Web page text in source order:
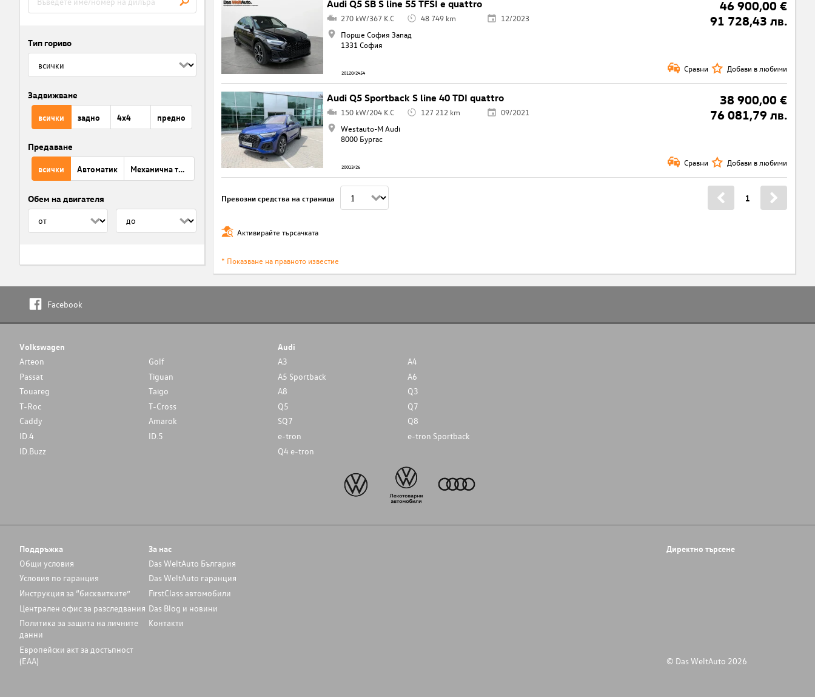
Тип гориво
Задвижване
всички задно 4x4 предно
Предаване
всички Автоматик Механична трансмисия
Обем на двигателя
Audi Q5 SB S line 55 TFSI e quattro
46 900,00 €
91 728,43 лв.
270 kW/367 K.C 48 749 km
12/2023
Порше София Запад
1331 София
20120/2454 Сравни Добави в любими
Audi Q5 Sportback S line 40 TDI quattro
38 900,00 €
76 081,79 лв.
150 kW/204 K.C 127 212 km
09/2021
Westauto-M Audi
8000 Бургас
20013/26 Сравни Добави в любими
Превозни средства на страница 1
Активирайте търсачката
* Показване на правното известие
Facebook
Volkswagen
Arteon
Golf
Passat
Tiguan
Touareg
Taigo
T-Roc
T-Cross
Caddy
Amarok
ID.4
ID.5
ID.Buzz
Audi
A3
A4
A5 Sportback
A6
A8
Q3
Q5
Q7
SQ7
Q8
e-tron
e-tron Sportback
Q4 e-tron
Поддръжка
Общи условия
Условия по гаранция
Инструкция за “бисквитките”
Централен офис за разследвания
Политика за защита на личните
данни
Европейски акт за достъпност
(ЕАА)
За нас
Das WeltAuto България
Das WeltAuto гаранция
FirstClass автомобили
Das Blog и новини
Контакти
Директно търсене
© Das WeltAuto 2026